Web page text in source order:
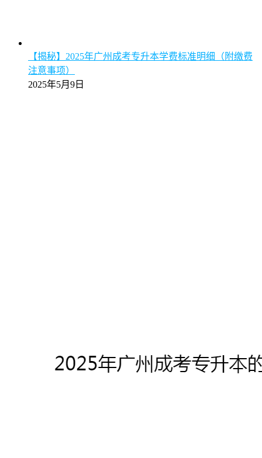
【揭秘】2025年广州成考专升本学费标准明细（附缴费
注意事项）
2025年5月9日